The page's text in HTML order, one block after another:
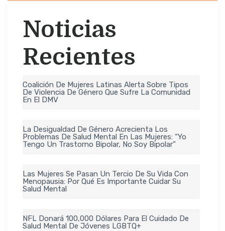
Noticias
Recientes
Coalición De Mujeres Latinas Alerta Sobre Tipos
De Violencia De Género Que Sufre La Comunidad
En El DMV
La Desigualdad De Género Acrecienta Los
Problemas De Salud Mental En Las Mujeres: “Yo
Tengo Un Trastorno Bipolar, No Soy Bipolar”
Las Mujeres Se Pasan Un Tercio De Su Vida Con
Menopausia: Por Qué Es Importante Cuidar Su
Salud Mental
NFL Donará 100,000 Dólares Para El Cuidado De
Salud Mental De Jóvenes LGBTQ+